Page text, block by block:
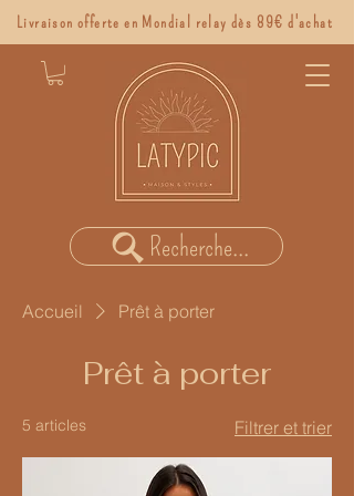
Recherche...
Livraison offerte en Mondial relay dès 89€ d'achat
Accueil Prêt à porter
Prêt à porter
5 articles Filtrer et trier